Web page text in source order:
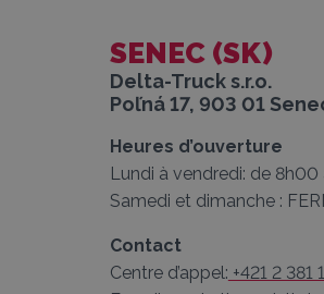
SENEC (SK)
Delta-Truck s.r.o.
Poľná 17, 903 01
Heures d’ouverture
Lundi à vendredi: de 8h00
Samedi et dimanche :
Contact
Centre d’appel: +421 2 381